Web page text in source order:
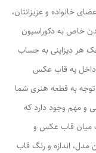
خانواده و عزیزانتان،
خاص به دکوراسیون
هر دیزاینی به حساب
داخل یه قاب عکس
به قطعه هنری شما
قاب عکس 2 نکته اساسی و مهم وجود دارد که
1- ایجاد تناسب میان قاب عکس و
2- در نظر گرفتن مدل، اندازه و رنگ قاب